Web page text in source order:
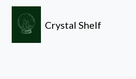
Crystal Shelf